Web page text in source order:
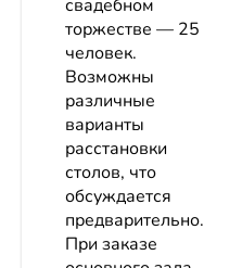
свадебном
торжестве — 25
человек.
Возможны
различные
варианты
расстановки
столов, что
обсуждается
предварительно.
При заказе